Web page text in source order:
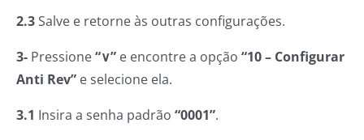
2.3Salve e retorne às outras configurações.
3- Pressione“∨” e encontre a opção “10 – Configurar
Anti Rev” e selecione ela.
3.1 Insira a senha padrão “0001”.